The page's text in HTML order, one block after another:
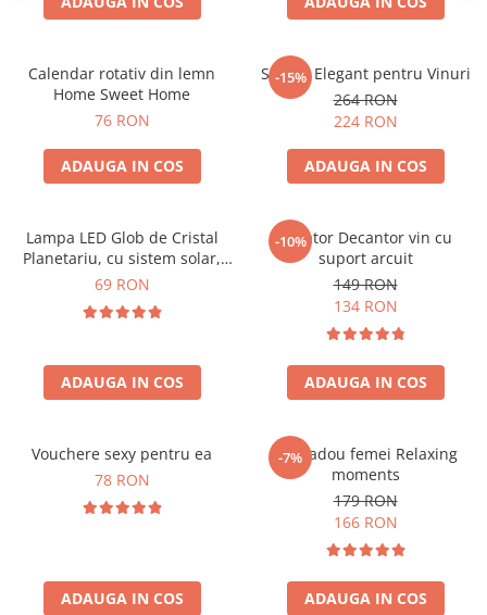
Calendar rotativ din lemn
Home Sweet Home
76 RON
ADAUGA IN COS
-15%
Suport Elegant pentru Vinuri
264 RON
224 RON
ADAUGA IN COS
Lampa LED Glob de Cristal
Planetariu, cu sistem solar,
cadou captivant
69 RON
ADAUGA IN COS
-10%
Aerator Decantor vin cu
suport arcuit
149 RON
134 RON
ADAUGA IN COS
Vouchere sexy pentru ea
78 RON
ADAUGA IN COS
-7%
Set cadou femei Relaxing
moments
179 RON
166 RON
ADAUGA IN COS